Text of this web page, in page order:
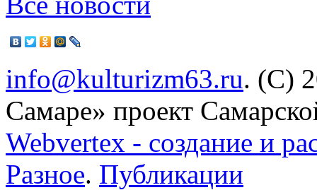
info@kulturizm63.ru. (C)
Самаре» проект
Webvertex - создание и
Разное. Публикации